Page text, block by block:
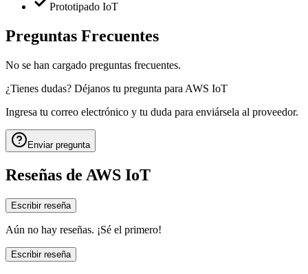
Prototipado IoT
Preguntas Frecuentes
No se han cargado preguntas frecuentes.
¿Tienes dudas? Déjanos tu pregunta para AWS IoT
Ingresa tu correo electrónico y tu duda para enviársela al proveedor.
Enviar pregunta
Reseñas de AWS IoT
Escribir reseña
Aún no hay reseñas. ¡Sé el primero!
Escribir reseña